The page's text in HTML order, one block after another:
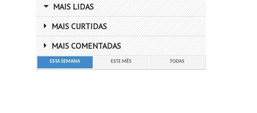
MAIS LIDAS
MAIS CURTIDAS
MAIS COMENTADAS
ESTA SEMANA ESTE MÊS TODAS